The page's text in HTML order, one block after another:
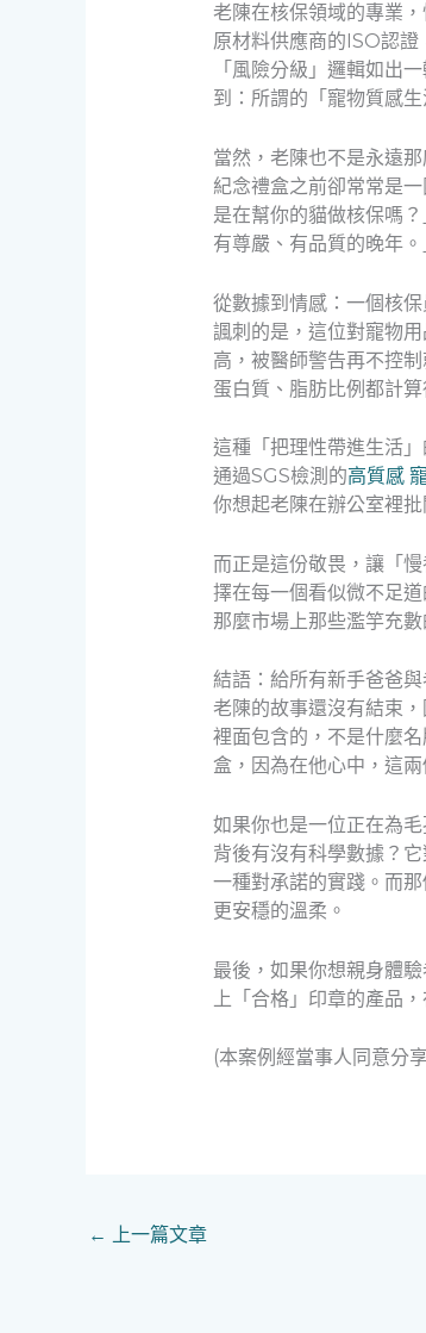
老陳在核保領域的專業
原材料供應商的ISO認
「風險分級」邏輯如出
到：所謂的「寵物質感
當然，老陳也不是永遠
紀念禮盒之前卻常常是
是在幫你的貓做核保嗎
有尊嚴、有品質的晚年。
從數據到情感：一個核
諷刺的是，這位對寵物
高，被醫師警告再不控
蛋白質、脂肪比例都計
這種「把理性帶進生活
通過SGS檢測的高質感
你想起老陳在辦公室裡
而正是這份敬畏，讓「
擇在每一個看似微不足
那麼市場上那些濫竽充
結語：給所有新手爸爸
老陳的故事還沒有結束
裡面包含的，不是什麼
盒，因為在他心中，這
如果你也是一位正在為
背後有沒有科學數據？
一種對承諾的實踐。而
更安穩的溫柔。
最後，如果你想親身體
上「合格」印章的產品
(本案例經當事人同意分
← 上一篇文章